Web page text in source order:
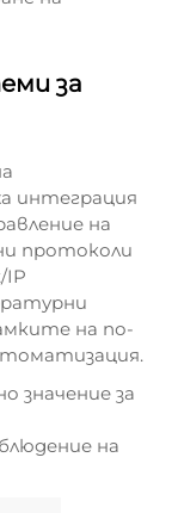
за
интеграция
на
протоколи
IP
на по-
значение за
на